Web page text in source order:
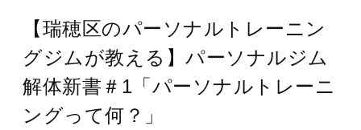
【瑞穂区のパーソナルトレーニン
グジムが教える】パーソナルジム
解体新書＃1「パーソナルトレーニ
ングって何？」